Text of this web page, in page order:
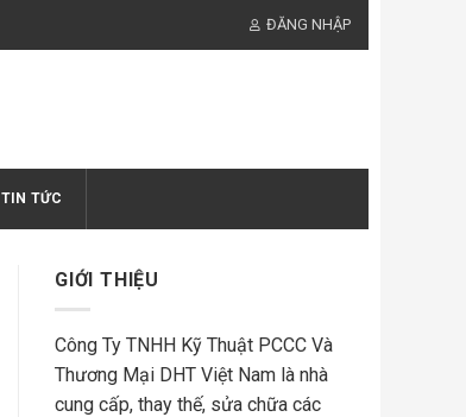
ĐĂNG NHẬP
TIN TỨC
GIỚI THIỆU
Công Ty TNHH Kỹ Thuật PCCC Và
Thương Mại DHT Việt Nam là nhà
cung cấp, thay thế, sửa chữa các